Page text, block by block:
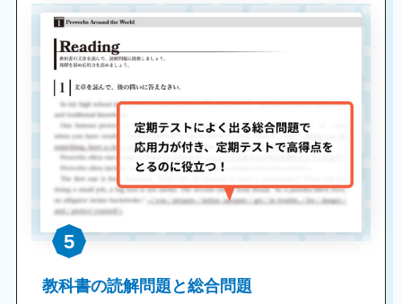
5
教科書の読解問題と総合問題